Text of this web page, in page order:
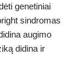
genetiniai
sindromas
augimo
didina ir